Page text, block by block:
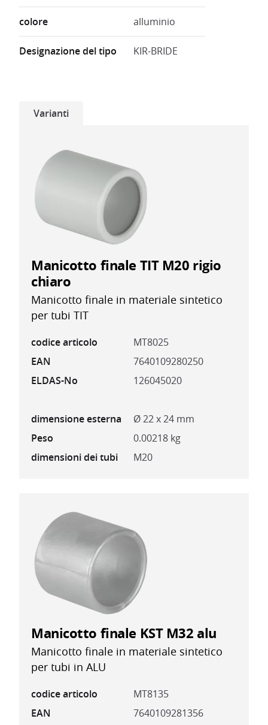
colore alluminio
Designazione del tipo KIR-BRIDE
Varianti
Manicotto finale TIT M20 rigio
chiaro
Manicotto finale in materiale sintetico
per tubi TIT
codice articolo
MT8025
EAN
7640109280250
ELDAS-No
126045020
dimensione esterna
Ø 22 x 24 mm
Peso
0.00218 kg
dimensioni dei tubi
M20
Manicotto finale KST M32 alu
Manicotto finale in materiale sintetico
per tubi in ALU
codice articolo
MT8135
EAN
7640109281356